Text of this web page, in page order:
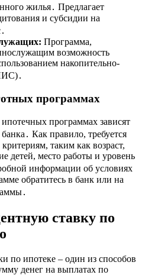
жилья․ Предлагает
и субсидии на
Программа,
возможность
накопительно-
программах
программах зависят
Как правило, требуется
таким как возраст,
детей, место работы и уровень
информации об условиях
обратитесь в банк или на
ставку по
по ипотеке – один из способов
денег на выплатах по